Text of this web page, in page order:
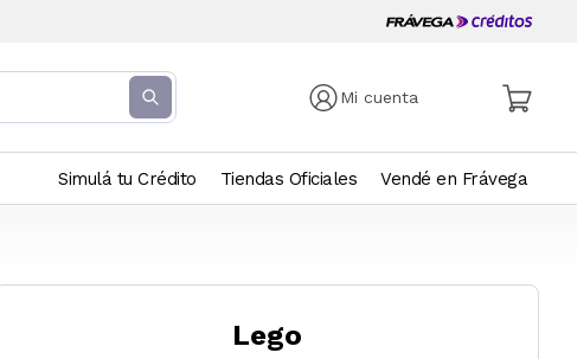
Mi cuenta
Simulá tu Crédito Tiendas Oficiales Vendé en Frávega
Lego